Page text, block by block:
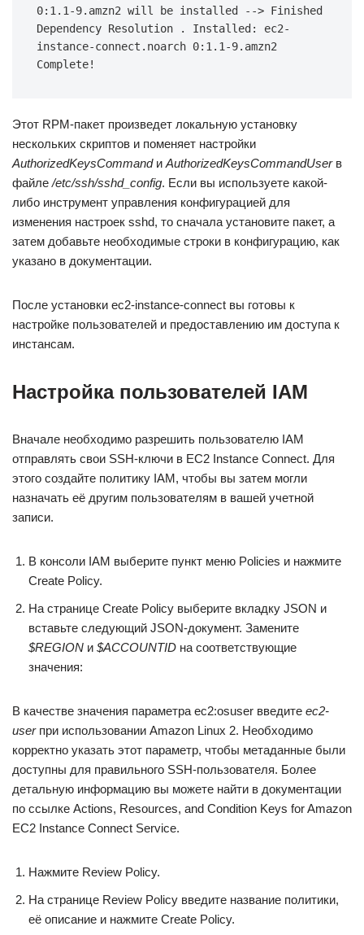
0:1.1-9.amzn2 will be installed --> Finished
Dependency Resolution . Installed: ec2-
instance-connect.noarch 0:1.1-9.amzn2
Complete!
Этот RPM-пакет произведет локальную установку
нескольких скриптов и поменяет настройки
AuthorizedKeysCommandи AuthorizedKeysCommandUserв
файле/etc/ssh/sshd_config. Если вы используете какой-
либо инструмент управления конфигурацией для
изменения настроек sshd, то сначала установите пакет, а
затем добавьте необходимые строки в конфигурацию, как
указано в документации.
После установки ec2-instance-connect вы готовы к
настройке пользователей и предоставлению им доступа к
инстансам.
Настройка пользователей IAM
Вначале необходимо разрешить пользователю IAM
отправлять свои SSH-ключи в EC2 Instance Connect. Для
этого создайте политику IAM, чтобы вы затем могли
назначать её другим пользователям в вашей учетной
записи.
В консоли IAM выберите пункт меню Policies и нажмите
Create Policy.
На странице Create Policy выберите вкладку JSON и
вставьте следующий JSON-документ. Замените
$REGION и $ACCOUNTID на соответствующие
значения:
В качестве значения параметра ec2:osuser введите ec2-
userпри использовании Amazon Linux 2. Необходимо
корректно указать этот параметр, чтобы метаданные были
доступны для правильного SSH-пользователя. Более
детальную информацию вы можете найти в документации
по ссылке Actions, Resources, and Condition Keys for Amazon
EC2 Instance Connect Service.
Нажмите Review Policy.
На странице Review Policy введите название политики,
её описание и нажмите Create Policy.